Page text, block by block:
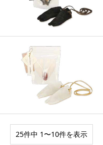
25件中 1〜10件を表示